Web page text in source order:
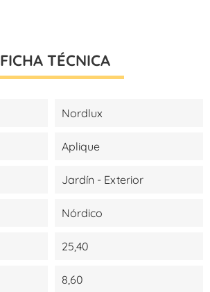
FICHA TÉCNICA
Nordlux
Aplique
Jardín - Exterior
Nórdico
25,40
8,60